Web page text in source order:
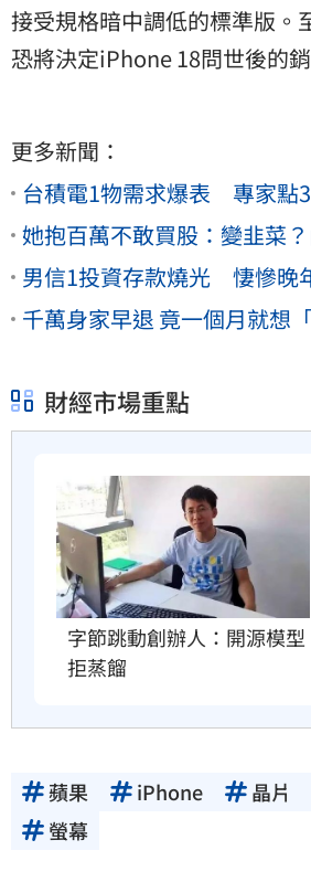
接受規格暗中調低的標準版。
恐將決定iPhone 18問世後的
更多新聞：
台積電1物需求爆表 專家點
她抱百萬不敢買股：變韭菜
男信1投資存款燒光 悽慘晚
千萬身家早退 竟一個月就想
財經市場重點
字節跳動創辦人：開源模型
拒蒸餾
蘋果 iPhone 晶片
螢幕